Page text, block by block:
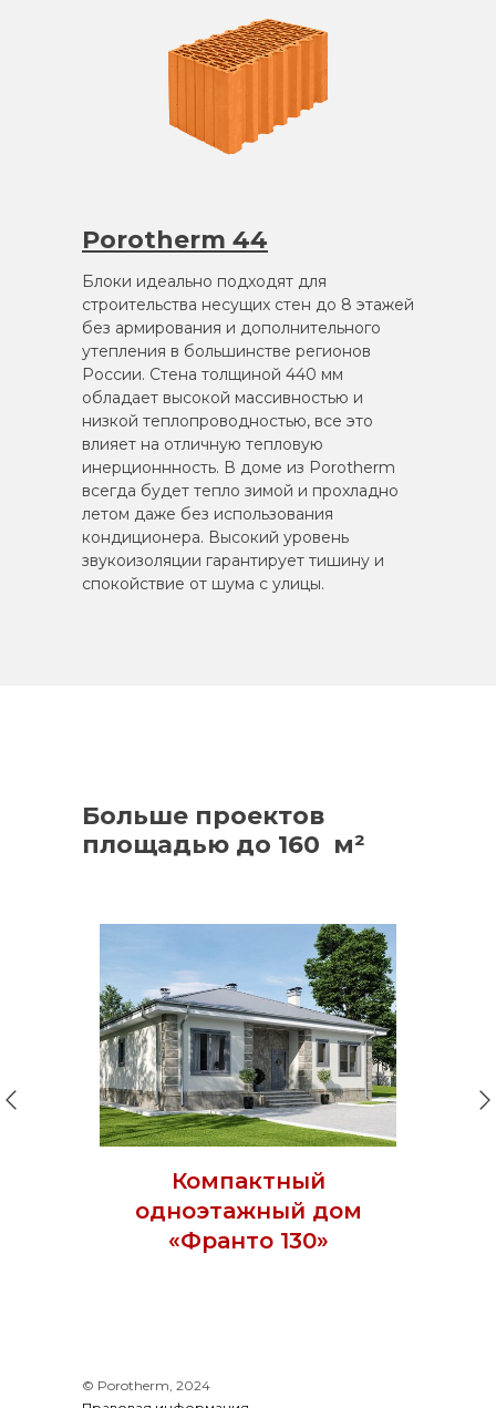
Блоки идеально подходят для
строительства несущих стен до 8 этажей
без армирования и дополнительного
утепления в большинстве регионов
России. Стена толщиной 440 мм
обладает высокой массивностью и
низкой теплопроводностью, все это
влияет на отличную тепловую
инерционнность. В доме из Porotherm
всегда будет тепло зимой и прохладно
летом даже без использования
кондиционера. Высокий уровень
звукоизоляции гарантирует тишину и
спокойствие от шума с улицы.
Porotherm 44
Больше проектов
площадью до 160 м²
Компактный
одноэтажный дом
«Франто 130»
© Porotherm, 2024